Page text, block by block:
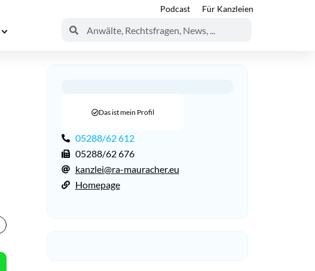
Podcast Für Kanzleien
Das ist mein Profil
05288/62 612
05288/62 676
kanzlei@ra-mauracher.eu
Homepage